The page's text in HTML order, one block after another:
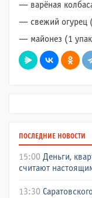
— варёная
— свежий огурец
— майонез (1
ПОСЛЕДНИЕ НОВОСТИ
15:00 Деньги,
считают
13:30